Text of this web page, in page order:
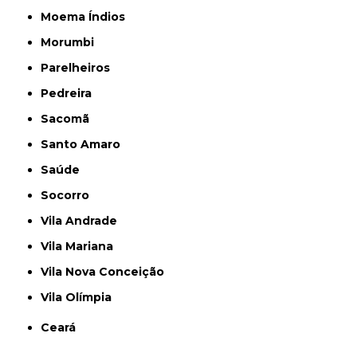
Moema Índios
Morumbi
Parelheiros
Pedreira
Sacomã
Santo Amaro
Saúde
Socorro
Vila Andrade
Vila Mariana
Vila Nova Conceição
Vila Olímpia
Ceará